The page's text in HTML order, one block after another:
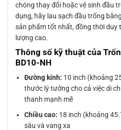
chóng thay đổi hoặc vệ sinh đầu
dụng, hãy lau sạch đầu trống
sản phẩm tốt nhất, đồng thời duy
lượng cao.
Thông số kỹ thuật của
BD10-NH
Đường kính: 10 inch (khoảng
thước lý tưởng cho cả việc di
thanh mạnh mẽ
Chiều cao: 18 inch (khoảng
sâu và vang xa